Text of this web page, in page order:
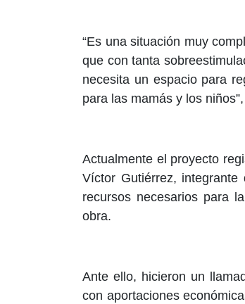
“Es una situación muy
que con tanta
necesita un espacio para
para las mamás y los
Actualmente el proyecto
Víctor Gutiérrez,
recursos necesarios para
obra.
Ante ello, hicieron un
con aportaciones